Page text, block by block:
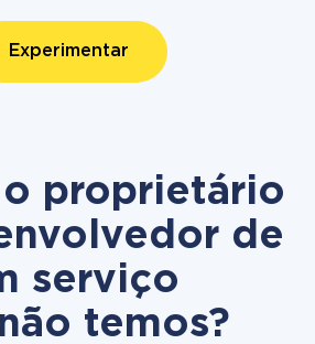
Experimentar
o proprietário
de
serviço
temos?